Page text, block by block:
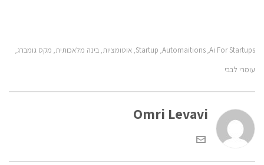
Ai For Startups
,
Automaitions
,
Startup
, אוטומציות, בינה מלאכותית, מקס גומברג,
עומרי לבבי
Omri Levavi